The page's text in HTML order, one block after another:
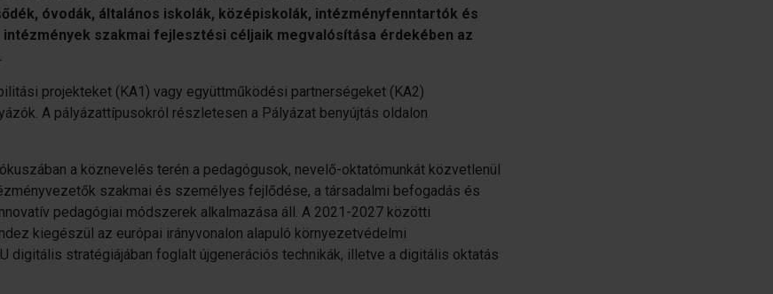
óvodák, általános iskolák, középiskolák, intézményfenntartók és
szakmai fejlesztési céljaik megvalósítása érdekében az
projekteket (KA1) vagy együttműködési partnerségeket (KA2)
A pályázattípusokról részletesen a Pályázat benyújtás oldalon
a köznevelés terén a pedagógusok, nevelő-oktatómunkát közvetlenül
szakmai és személyes fejlődése, a társadalmi befogadás és
pedagógiai módszerek alkalmazása áll. A 2021-2027 közötti
kiegészül az európai irányvonalon alapuló környezetvédelmi
digitális stratégiájában foglalt újgenerációs technikák, illetve a digitális oktatás